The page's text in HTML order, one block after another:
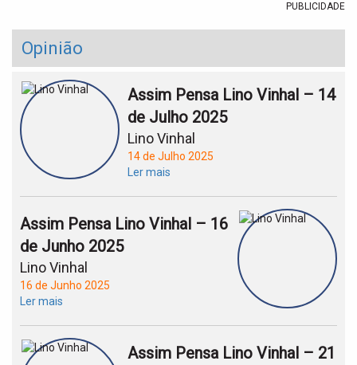
PUBLICIDADE
Opinião
Assim Pensa Lino Vinhal – 14
de Julho 2025
Lino Vinhal
14 de Julho 2025
Ler mais
Assim Pensa Lino Vinhal – 16
de Junho 2025
Lino Vinhal
16 de Junho 2025
Ler mais
Assim Pensa Lino Vinhal – 21